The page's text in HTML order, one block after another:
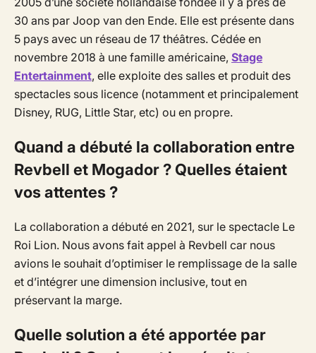
30 ans par Joop van den Ende. Elle est présente dans
5 pays avec un réseau de 17 théâtres. Cédée en
novembre 2018 à une famille américaine, Stage
Entertainment, elle exploite des salles et produit des
spectacles sous licence (notamment et principalement
Disney, RUG, Little Star, etc) ou en propre.
Quand a débuté la collaboration entre
Revbell et Mogador ? Quelles étaient
vos attentes ?
La collaboration a débuté en 2021, sur le spectacle Le
Roi Lion. Nous avons fait appel à Revbell car nous
avions le souhait d’optimiser le remplissage de la salle
et d’intégrer une dimension inclusive, tout en
préservant la marge.
Quelle solution a été apportée par